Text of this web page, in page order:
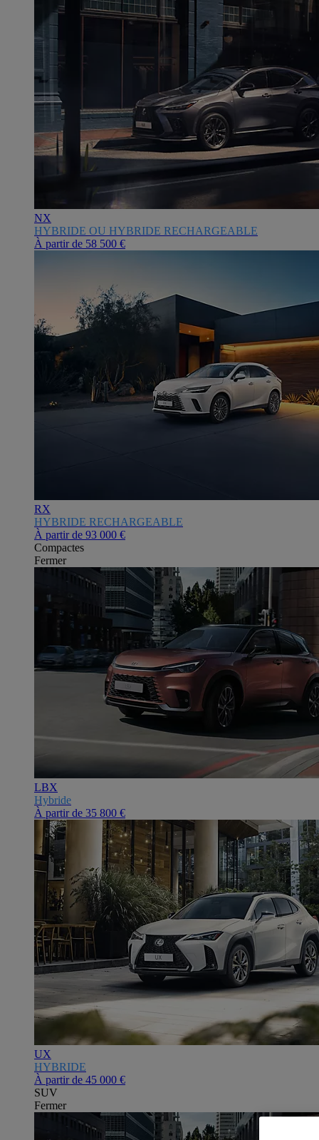
NX
HYBRIDE OU HYBRIDE RECHARGEABLE
À partir de 58 500 €
RX
HYBRIDE RECHARGEABLE
À partir de 93 000 €
Compactes
Fermer
LBX
Hybride
À partir de 35 800 €
UX
HYBRIDE
À partir de 45 000 €
SUV
Fermer